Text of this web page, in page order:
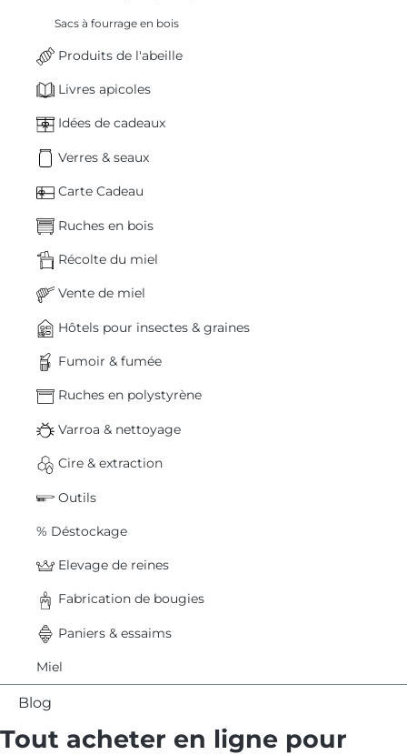
Sacs à fourrage en bois
Produits de l'abeille
Livres apicoles
Idées de cadeaux
Verres & seaux
Carte Cadeau
Ruches en bois
Récolte du miel
Vente de miel
Hôtels pour insectes & graines
Fumoir & fumée
Ruches en polystyrène
Varroa & nettoyage
Cire & extraction
Outils
% Déstockage
Elevage de reines
Fabrication de bougies
Paniers & essaims
Miel
Blog
Tout acheter en ligne pour